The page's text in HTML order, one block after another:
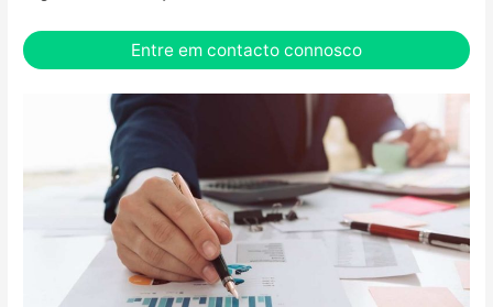
Entre em contacto connosco